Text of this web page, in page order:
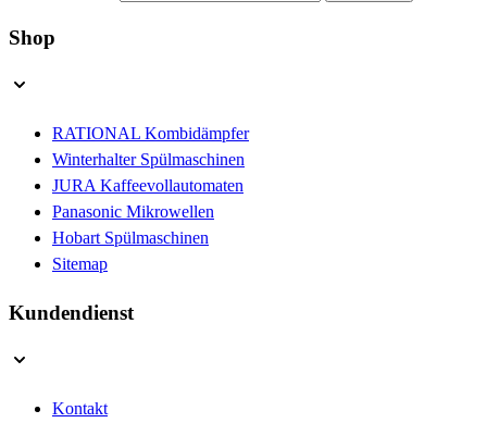
Shop
RATIONAL Kombidämpfer
Winterhalter Spülmaschinen
JURA Kaffeevollautomaten
Panasonic Mikrowellen
Hobart Spülmaschinen
Sitemap
Kundendienst
Kontakt